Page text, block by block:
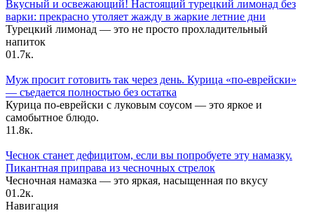
Вкусный и освежающий! Настоящий турецкий лимонад без
варки: прекрасно утоляет жажду в жаркие летние дни
Турецкий лимонад — это не просто прохладительный
напиток
01.7к.
Муж просит готовить так через день. Курица «по-еврейски»
— съедается полностью без остатка
Курица по-еврейски с луковым соусом — это яркое и
самобытное блюдо.
11.8к.
Чеснок станет дефицитом, если вы попробуете эту намазку.
Пикантная приправа из чесночных стрелок
Чесночная намазка — это яркая, насыщенная по вкусу
01.2к.
Навигация